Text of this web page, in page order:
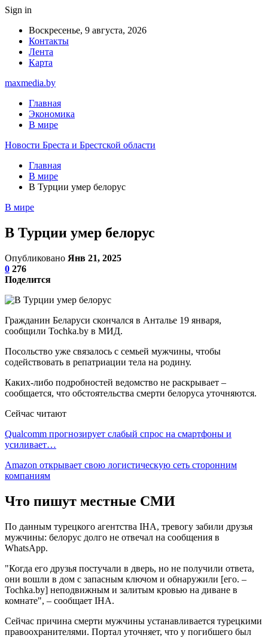
Sign in
Воскресенье, 9 августа, 2026
Контакты
Лента
Карта
maxmedia.by
Главная
Экономика
В мире
Новости Бреста и Брестской области
Главная
В мире
В Турции умер белорус
В мире
В Турции умер белорус
Опубликовано Янв 21, 2025
0 276
Поделится
Гражданин Беларуси скончался в Анталье 19 января,
сообщили Tochka.by в МИД.
Посольство уже связалось с семьей мужчины, чтобы
содействовать в репатриации тела на родину.
Каких-либо подробностей ведомство не раскрывает –
сообщается, что обстоятельства смерти белоруса уточняются.
Сейчас читают
Qualcomm прогнозирует слабый спрос на смартфоны и
усиливает…
Amazon открывает свою логистическую сеть сторонним
компаниям
Что пишут местные СМИ
По данным турецкого агентства IHA, тревогу забили друзья
мужчины: белорус долго не отвечал на сообщения в
WhatsApp.
"Когда его друзья постучали в дверь, но не получили ответа,
они вошли в дом с запасным ключом и обнаружили [его. –
Tochka.by] неподвижным и залитым кровью на диване в
комнате", – сообщает IHA.
Сейчас причина смерти мужчины устанавливается турецкими
правоохранителями. Портал уточняет, что у погибшего был